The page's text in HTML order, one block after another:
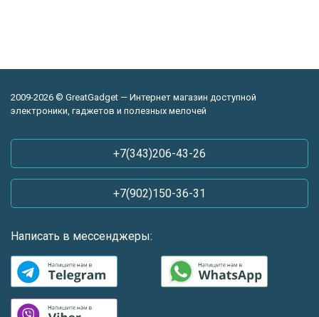
2009-2026 © GreatGadget — Интернет магазин доступной
электроники, гаджетов и полезных мелочей
+7(343)206-43-26
+7(902)150-36-31
Написать в мессенджеры: